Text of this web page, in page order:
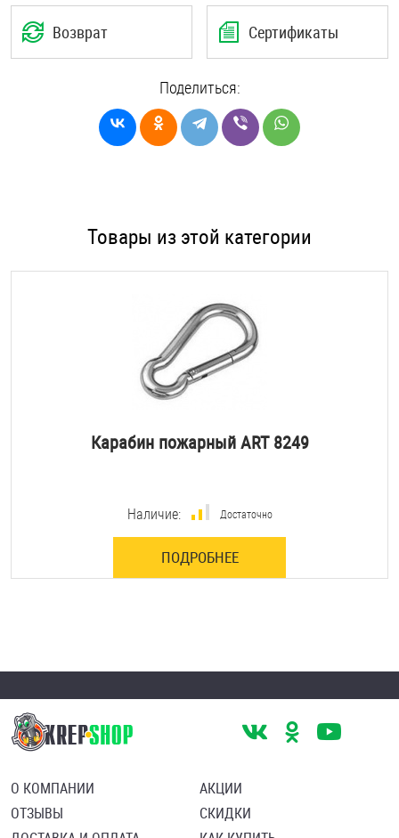
Возврат Сертификаты
Поделиться:
Товары из этой категории
Карабин пожарный ART 8249
Наличие: Достаточно
ПОДРОБНЕЕ
О КОМПАНИИ
ОТЗЫВЫ
АКЦИИ
СКИДКИ